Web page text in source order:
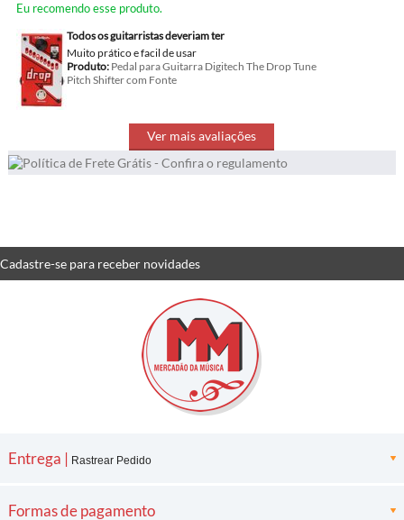
Eu recomendo esse produto.
Todos os guitarristas deveriam ter
Muito prático e facil de usar
Produto:Pedal para Guitarra Digitech The Drop Tune
Pitch Shifter com Fonte
Ver mais avaliações
Cadastre-se para receber novidades
Entrega | Rastrear Pedido
Formas de pagamento